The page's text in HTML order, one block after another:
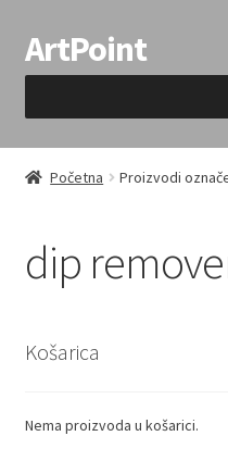
Preskoči
na
Skoči
do
ArtPoint
Uvjeti prodaje
Početna Proizvodi
dip
Košarica
Nema proizvoda u košarici.